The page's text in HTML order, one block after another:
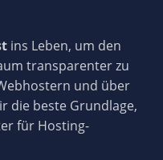
eine eigene
oder die
mit dem Anbieter
ins Leben, um den
transparenter zu
und über
die beste Grundlage,
für Hosting-